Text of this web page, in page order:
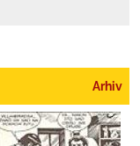
Arhiv